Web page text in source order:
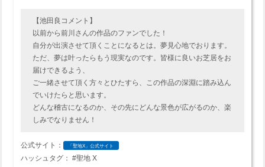
【池田良コメント】
以前から前川さんの作品のファンでした！
自分が出演させて頂くことになるとは。夢見心地でおります。
ただ、夢は叶ったらもう現実なのです。皆様に良いお芝居をお
届けできるよう、
ご一緒させて頂く方々とひたすら、この作品の深淵に踏み込ん
でいけたらと思います。
どんな稽古になるのか、その先にどんな景色が広がるのか、楽
しみでなりません！
公式サイト： 「聖地X」公式サイト
ハッシュタグ： #聖地 X